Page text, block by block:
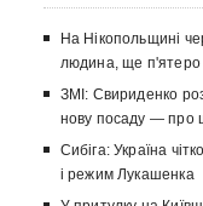
На Нікопольщині
людина, ще п'ятеро
ЗМІ: Свириденко
нову посаду — про
Сибіга: Україна
і режим Лукашенка